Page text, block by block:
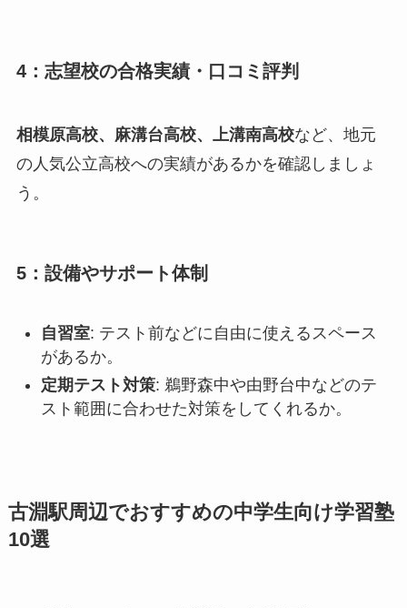
4：志望校の合格実績・口コミ評判
相模原高校、麻溝台高校、上溝南高校など、地元
の人気公立高校への実績があるかを確認しましょ
う。
5：設備やサポート体制
自習室: テスト前などに自由に使えるスペース
があるか。
定期テスト対策: 鵜野森中や由野台中などのテ
スト範囲に合わせた対策をしてくれるか。
古淵駅周辺でおすすめの中学生向け学習塾
10選